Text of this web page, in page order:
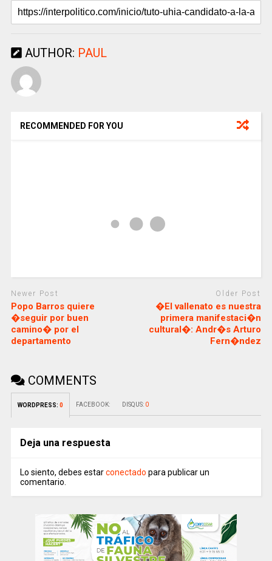
AUTHOR: PAUL
RECOMMENDED FOR YOU
Newer Post
Popo Barros quiere
�seguir por buen
camino� por el
departamento
Older Post
�El vallenato es nuestra
primera manifestaci�n
cultural�: Andr�s Arturo
Fern�ndez
COMMENTS
WORDPRESS: 0 FACEBOOK: DISQUS: 0
Deja una respuesta
Lo siento, debes estarconectado para publicar un
comentario.